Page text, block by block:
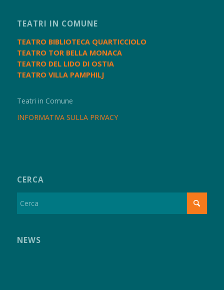
TEATRI IN COMUNE
TEATRO BIBLIOTECA QUARTICCIOLO
TEATRO TOR BELLA MONACA
TEATRO DEL LIDO DI OSTIA
TEATRO VILLA PAMPHILJ
Teatri in Comune
INFORMATIVA SULLA PRIVACY
CERCA
NEWS